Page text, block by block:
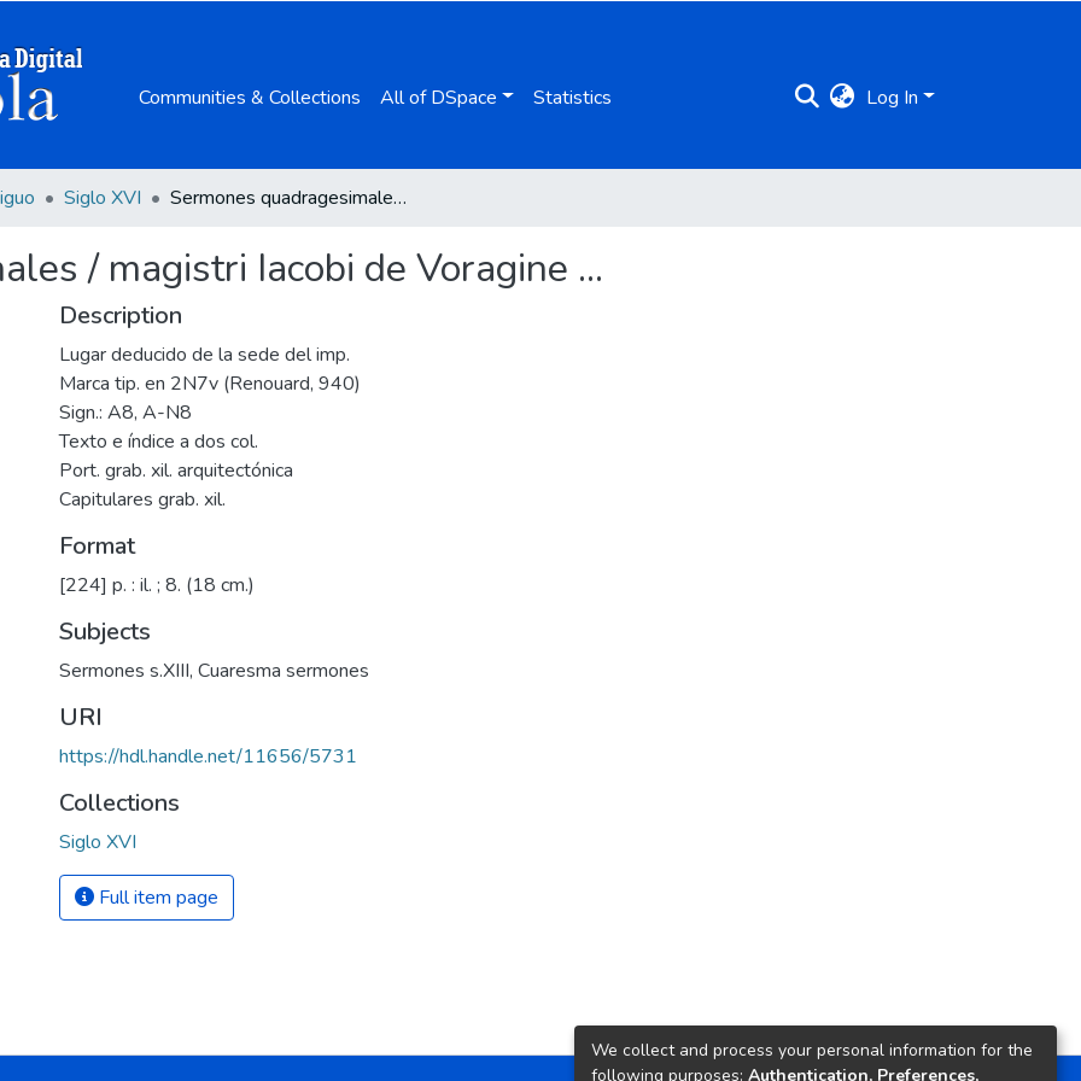
Communities & Collections All of DSpace Statistics Log In
Siglo XVI Sermones quadragesimales / magistri Iacobi de Voragine ...
/ magistri Iacobi de Voragine ...
Description
Lugar deducido de la sede del imp.
Marca tip. en 2N7v (Renouard, 940)
Sign.: A8, A-N8
Texto e índice a dos col.
Port. grab. xil. arquitectónica
Capitulares grab. xil.
Format
[224] p. : il. ; 8. (18 cm.)
Subjects
Sermones s.XIII, Cuaresma sermones
URI
https://hdl.handle.net/11656/5731
Collections
Siglo XVI
Full item page
We collect and process your personal information for the
following purposes: Authentication, Preferences,